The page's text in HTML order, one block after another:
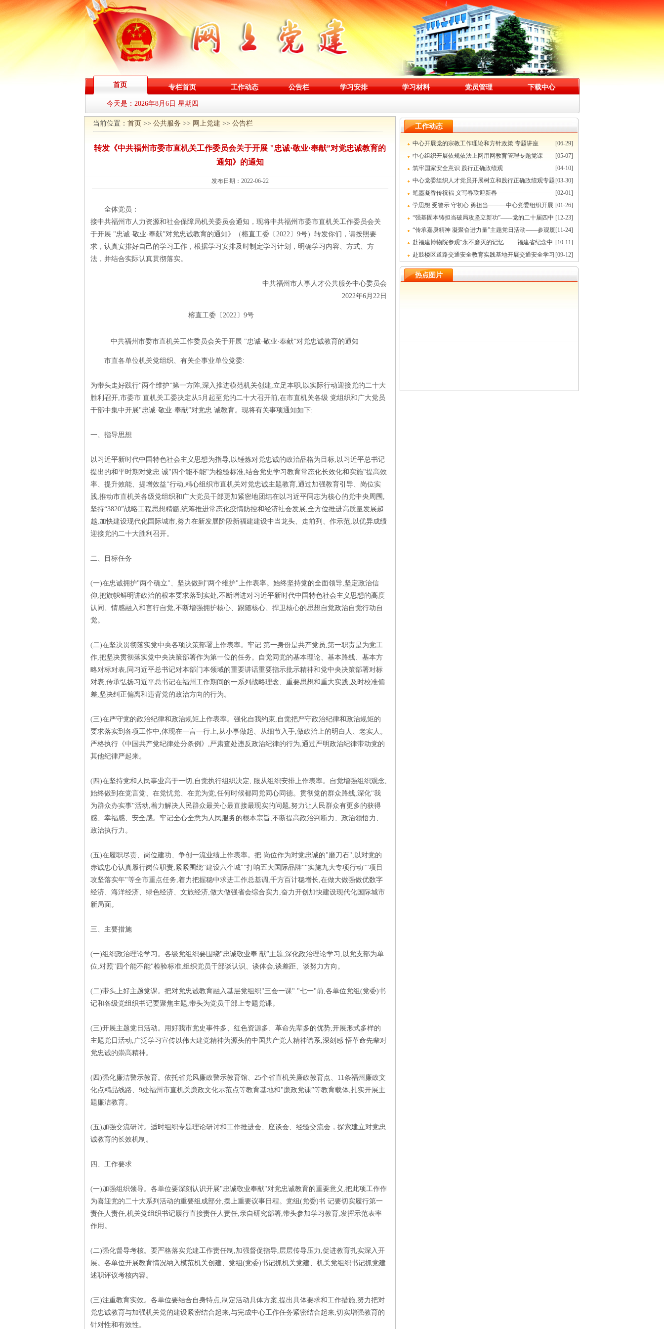
首页 专栏首页 工作动态 公告栏 学习安排 学习材料 党员管理 下载中心
今天是： 2026年8月6日 星期四
当前位置： 首页 >> 公共服务 >> 网上党建 >> 公告栏
转发《中共福州市委市直机关工作委员会关于开展 "忠诚·敬业·奉献”对党忠诚教育的
通知》的通知
发布日期：2022-06-22
全体党员：
接中共福州市人力资源和社会保障局机关委员会通知，现将中共福州市委市直机关工作委员会关
于开展 "忠诚·敬业·奉献”对党忠诚教育的通知》（榕直工委〔2022〕9号）转发你们，请按照要
求，认真安排好自己的学习工作，根据学习安排及时制定学习计划，明确学习内容、方式、方
法，并结合实际认真贯彻落实。
中共福州市人事人才公共服务中心委员会
2022年6月22日
榕直工委〔2022〕9号
中共福州市委市直机关工作委员会关于开展 "忠诚·敬业·奉献”对党忠诚教育的通知
市直各单位机关党组织、有关企事业单位党委:
为带头走好践行"两个维护”第一方阵,深入推进模范机关创建,立足本职,以实际行动迎接党的二十大
胜利召开,市委市 直机关工委决定从5月起至党的二十大召开前,在市直机关各级 党组织和广大党员
干部中集中开展"忠诚·敬业·奉献”对党忠 诚教育。现将有关事项通知如下:
一、指导思想
以习近平新时代中国特色社会主义思想为指导,以锤炼对党忠诚的政治品格为目标,以习近平总书记
提出的和平时期对党忠 诚"四个能不能"为检验标准,结合党史学习教育常态化长效化和实施"提高效
率、提升效能、提增效益"行动,精心组织市直机关对党忠诚主题教育,通过加强教育引导、岗位实
践,推动市直机关各级党组织和广大党员干部更加紧密地团结在以习近平同志为核心的党中央周围,
坚持“3820”战略工程思想精髓,统筹推进常态化疫情防控和经济社会发展,全方位推进高质量发展超
越,加快建设现代化国际城市,努力在新发展阶段新福建建设中当龙头、走前列、作示范,以优异成绩
迎接党的二十大胜利召开。
二、目标任务
(一)在忠诚拥护"两个确立"、坚决做到"两个维护"上作表率。始终坚持党的全面领导,坚定政治信
仰,把旗帜鲜明讲政治的根本要求落到实处,不断增进对习近平新时代中国特色社会主义思想的高度
认同、情感融入和言行自觉,不断增强拥护核心、跟随核心、捍卫核心的思想自觉政治自觉行动自
觉。
(二)在坚决贯彻落实党中央各项决策部署上作表率。牢记 第一身份是共产党员,第一职责是为党工
作,把坚决贯彻落实党中央决策部署作为第一位的任务。自觉同党的基本理论、基本路线、基本方
略对标对表,同习近平总书记对本部门本领域的重要讲话重要指示批示精神和党中央决策部署对标
对表,传承弘扬习近平总书记在福州工作期间的一系列战略理念、重要思想和重大实践,及时校准偏
差,坚决纠正偏离和违背党的政治方向的行为。
(三)在严守党的政治纪律和政治规矩上作表率。强化自我约束,自觉把严守政治纪律和政治规矩的
要求落实到各项工作中,体现在一言一行上,从小事做起、从细节入手,做政治上的明白人、老实人。
严格执行《中国共产党纪律处分条例》,严肃查处违反政治纪律的行为,通过严明政治纪律带动党的
其他纪律严起来。
(四)在坚持党和人民事业高于一切,自觉执行组织决定, 服从组织安排上作表率。自觉增强组织观念,
始终做到在党言党、在党忧党、在党为党,任何时候都同党同心同德。贯彻党的群众路线,深化"我
为群众办实事"活动,着力解决人民群众最关心最直接最现实的问题,努力让人民群众有更多的获得
感、幸福感、安全感。牢记全心全意为人民服务的根本宗旨,不断提高政治判断力、政治领悟力、
政治执行力。
(五)在履职尽责、岗位建功、争创一流业绩上作表率。把 岗位作为对党忠诚的"磨刀石",以对党的
赤诚忠心认真履行岗位职责,紧紧围绕"建设六个城""打响五大国际品牌""实施九大专项行动""项目
攻坚落实年"等全市重点任务,着力把握稳中求进工作总基调,千方百计稳增长,在做大做强做优数字
经济、海洋经济、绿色经济、文旅经济,做大做强省会综合实力,奋力开创加快建设现代化国际城市
新局面。
三、主要措施
(一)组织政治理论学习。各级党组织要围绕"忠诚敬业奉 献”主题,深化政治理论学习,以党支部为单
位,对照"四个能不能"检验标准,组织党员干部谈认识、谈体会,谈差距、谈努力方向。
(二)带头上好主题党课。把对党忠诚教育融入基层党组织"三会一课"."七一"前,各单位党组(党委)书
记和各级党组织书记要聚焦主题,带头为党员干部上专题党课。
(三)开展主题党日活动。用好我市党史事件多、红色资源多、革命先辈多的优势,开展形式多样的
主题党日活动,广泛学习宣传以伟大建党精神为源头的中国共产党人精神谱系,深刻感 悟革命先辈对
党忠诚的崇高精神。
(四)强化廉洁警示教育。依托省党风廉政警示教育馆、25个省直机关廉政教育点、11条福州廉政文
化点精品线路、9处福州市直机关廉政文化示范点等教育基地和"廉政党课”等教育载体,扎实开展主
题廉洁教育。
(五)加强交流研讨。适时组织专题理论研讨和工作推进会、座谈会、经验交流会，探索建立对党忠
诚教育的长效机制。
四、工作要求
(一)加强组织领导。各单位要深刻认识开展"忠诚敬业奉献"对党忠诚教育的重要意义,把此项工作作
为喜迎党的二十大系列活动的重要组成部分,摆上重要议事日程。党组(党委)书 记要切实履行第一
责任人责任,机关党组织书记履行直接责任人责任,亲自研究部署,带头参加学习教育,发挥示范表率
作用。
(二)强化督导考核。要严格落实党建工作责任制,加强督促指导,层层传导压力,促进教育扎实深入开
展。各单位开展教育情况纳入模范机关创建、党组(党委)书记抓机关党建、机关党组织书记抓党建
述职评议考核内容。
(三)注重教育实效。各单位要结合自身特点,制定活动具体方案,提出具体要求和工作措施,努力把对
党忠诚教育与加强机关党的建设紧密结合起来,与完成中心工作任务紧密结合起来,切实增强教育的
针对性和有效性。
工作动态
[06-29]
中心开展党的宗教工作理论和方针政策 专题讲座
[05-07]
中心组织开展依规依法上网用网教育管理专题党课
[04-10]
筑牢国家安全意识 践行正确政绩观
[03-30]
中心党委组织人才党员开展树立和践行正确政绩观专题
党日活动
[02-01]
笔墨凝香传祝褔 义写春联迎新春
[01-26]
学思想 受警示 守初心 勇担当———中心党委组织开展
学习周活动
[12-23]
“强基固本铸担当破局攻坚立新功”——党的二十届四中
全会精神党课
[11-24]
“传承嘉庚精神 凝聚奋进力量”主题党日活动——参观厦
门陈嘉庚纪念馆
[10-11]
赴福建博物院参观“永不磨灭的记忆—— 福建省纪念中
国人民抗日战争暨世界反法西斯战争胜利80周年文献展” [09-12]
赴鼓楼区道路交通安全教育实践基地开展交通安全学习
教育主题党日活动
热点图片